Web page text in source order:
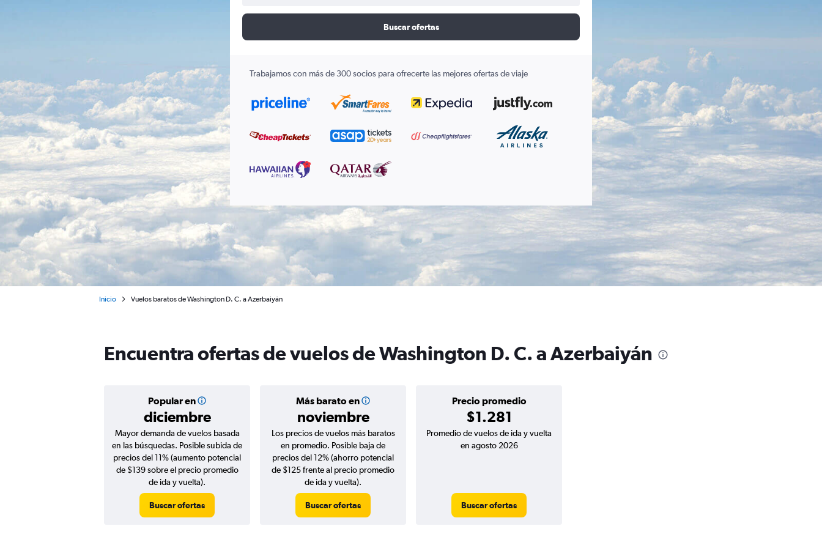
Buscar ofertas
Trabajamos con más de 300 socios para ofrecerte las mejores ofertas de viaje
Inicio Vuelos baratos de Washington D. C. a Azerbaiyán
Encuentra ofertas de vuelos de Washington D. C. a Azerbaiyán
Popular en
diciembre
Más barato en
noviembre
Precio promedio
$1.281
Mayor demanda de vuelos basada
en las búsquedas. Posible subida de
precios del 11% (aumento potencial
de $139 sobre el precio promedio
de ida y vuelta).
Buscar ofertas
Los precios de vuelos más baratos
en promedio. Posible baja de
precios del 12% (ahorro potencial
de $125 frente al precio promedio
de ida y vuelta).
Buscar ofertas
Promedio de vuelos de ida y vuelta
en agosto 2026
Buscar ofertas